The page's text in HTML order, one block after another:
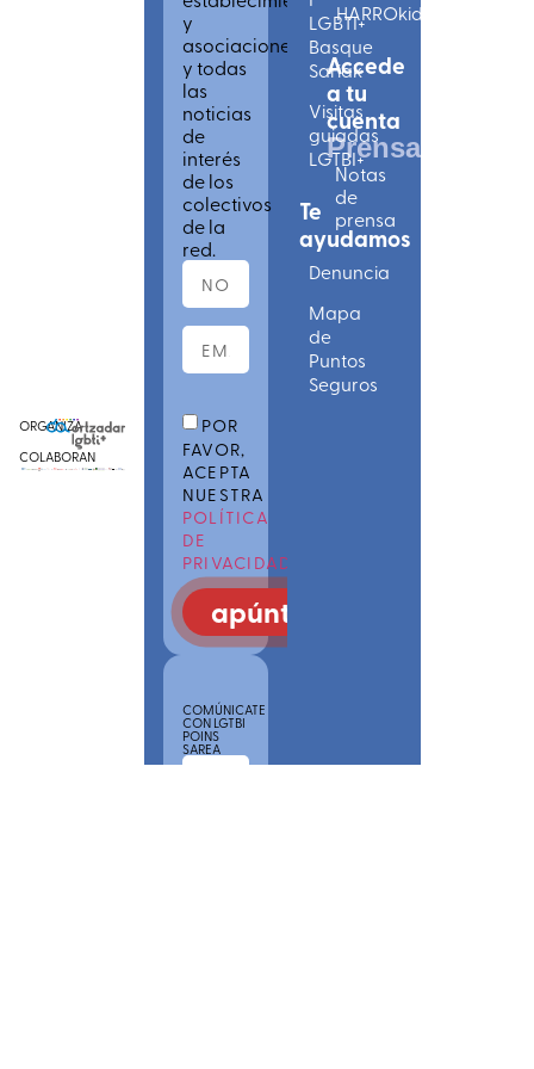
ORGANIZA
COLABORAN
y
asociaciones
y todas
las
noticias
de
interés
de los
colectivos
de la
red.
POR
FAVOR,
ACEPTA
NUESTRA
POLÍTICA
DE
PRIVACIDAD
apúntate
COMÚNICATE
CON LGTBI
POINS
SAREA
LGBTI+
Basque
Sariak
Visitas
guiadas
LGTBI+
Te
ayudamos
Denuncia
Mapa
de
Puntos
Seguros
HARROkids
Accede
a tu
cuenta
Prensa
Notas
de
prensa